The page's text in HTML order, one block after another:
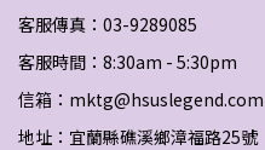
客服傳真：03-9289085
客服時間：8:30am - 5:30pm
信箱：mktg@hsuslegend.com
地址：宜蘭縣礁溪鄉漳福路25號